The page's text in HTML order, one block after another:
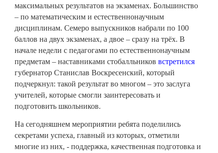
максимальных результатов на экзаменах. Большинство
– по математическим и естественнонаучным
дисциплинам. Семеро выпускников набрали по 100
баллов на двух экзаменах, а двое – сразу на трёх. В
начале недели с педагогами по естественнонаучным
предметам – наставниками стобалльников встретился
губернатор Станислав Воскресенский, который
подчеркнул: такой результат во многом – это заслуга
учителей, которые смогли заинтересовать и
подготовить школьников.
На сегодняшнем мероприятии ребята поделились
секретами успеха, главный из которых, отметили
многие из них, - поддержка, качественная подготовка и